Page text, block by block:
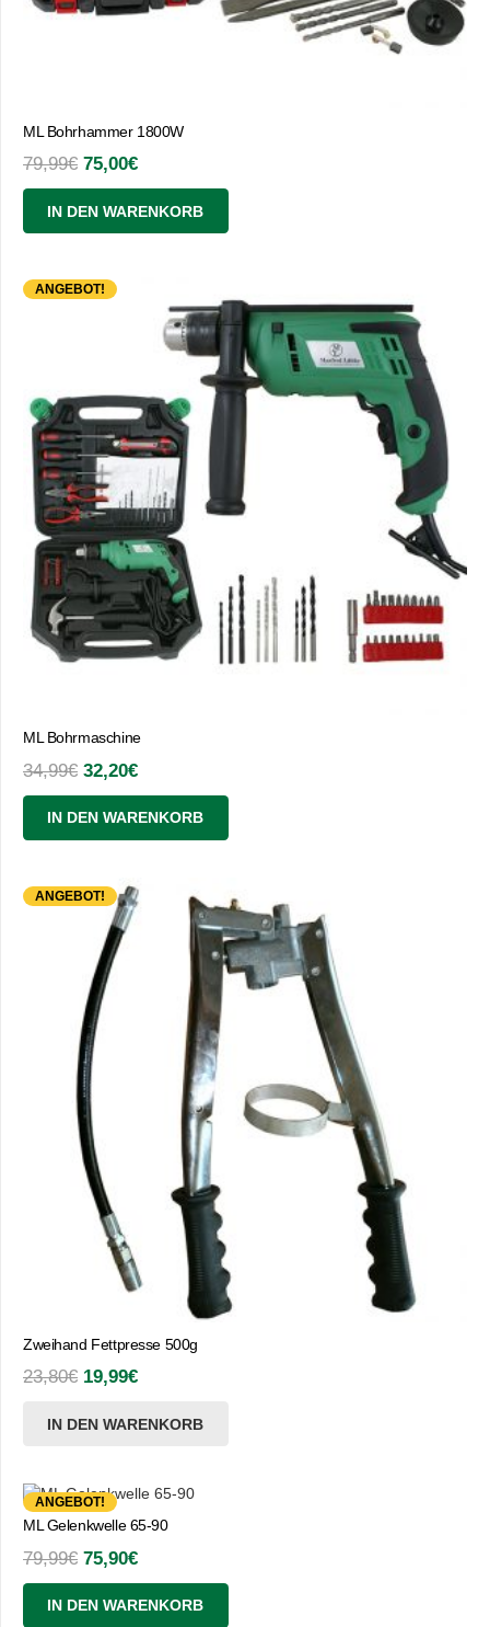
ML Bohrhammer 1800W
79,99€ Ursprünglicher
Preis
war:
79,99€
75,00€Aktueller
Preis
ist:
75,00€.
IN DEN WARENKORB
ANGEBOT!
ML Bohrmaschine
34,99€ Ursprünglicher
Preis
war:
34,99€
32,20€Aktueller
Preis
ist:
32,20€.
IN DEN WARENKORB
ANGEBOT!
Zweihand Fettpresse 500g
23,80€ Ursprünglicher
war:
19,99€Aktueller
ist:
IN DEN WARENKORB
ANGEBOT!
ML Gelenkwelle 65-90
79,99€ Ursprünglicher
Preis
war:
75,90€Aktueller
Preis
ist:
IN DEN WARENKORB